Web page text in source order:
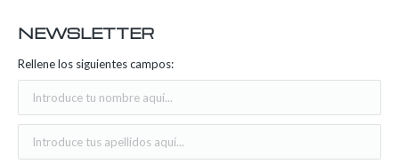
NEWSLETTER
Rellene los siguientes campos: